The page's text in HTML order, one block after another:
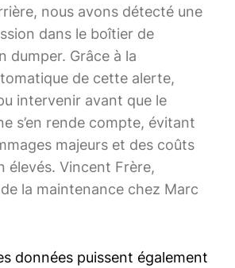
nous avons détecté une
dans le boîtier de
dumper. Grâce à la
de cette alerte,
intervenir avant que le
s’en rende compte, évitant
majeurs et des coûts
élevés. Vincent Frère,
la maintenance chez Marc
données puissent également